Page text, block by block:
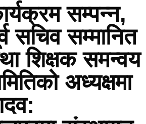
सम्पन्न,
सचिव सम्मानित
शिक्षक समन्वय
अध्यक्षमा